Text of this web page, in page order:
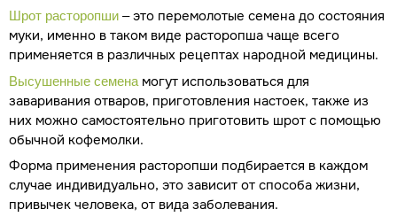
Шрот расторопши – это перемолотые семена до состояния
муки, именно в таком виде расторопша чаще всего
применяется в различных рецептах народной медицины.
Высушенные семенамогут использоваться для
заваривания отваров, приготовления настоек, также из
них можно самостоятельно приготовить шрот с помощью
обычной кофемолки.
Форма применения расторопши подбирается в каждом
случае индивидуально, это зависит от способа жизни,
привычек человека, от вида заболевания.